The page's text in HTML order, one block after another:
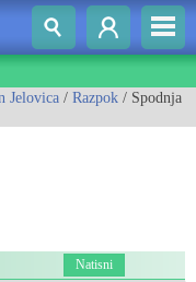
Jelovica / Razpok / Spodnja
Natisni